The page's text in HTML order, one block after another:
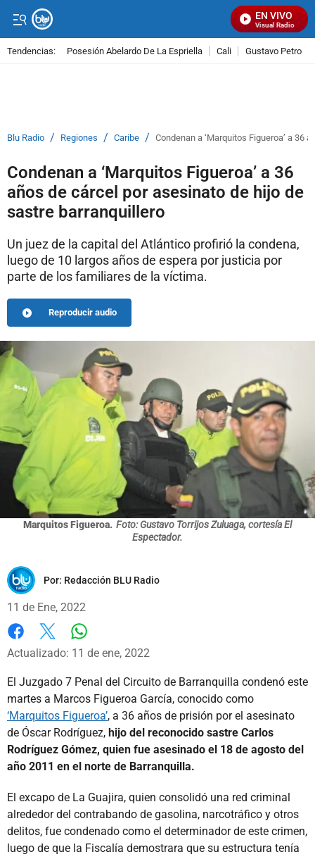
EN VIVO
Señal Visual Radio
Tendencias: Posesión Abelardo De La Espriella Cali Gustavo Petro
Blu Radio / Regiones / Caribe / Condenan a ‘Marquitos Figueroa’ a 36
Condenan a ‘Marquitos Figueroa’ a 36
años de cárcel por asesinato de hijo de
sastre barranquillero
Un juez de la capital del Atlántico profirió la condena,
luego de 10 largos años de espera por justicia por
parte de los familiares de la víctima.
Reproducir audio
Marquitos Figueroa. Foto: Gustavo Torrijos Zuluaga, cortesía El
Espectador.
Por: Redacción BLU Radio
11 de Ene, 2022
Facebook
X
Actualizado: 11 de ene, 2022
El Juzgado 7 Penal del Circuito de Barranquilla condenó este
martes a Marcos Figueroa García, conocido como
‘Marquitos Figueroa’, a 36 años de prisión por el asesinato
de Óscar Rodríguez, hijo del reconocido sastre Carlos
Rodríguez Gómez, quien fue asesinado el 18 de agosto del
año 2011 en el norte de Barranquilla.
El excapo de La Guajira, quien consolidó una red criminal
alrededor del contrabando de gasolina, narcotráfico y otros
delitos, fue condenado como el determinador de este crimen,
luego de que la Fiscalía demostrara que su estructura tenía